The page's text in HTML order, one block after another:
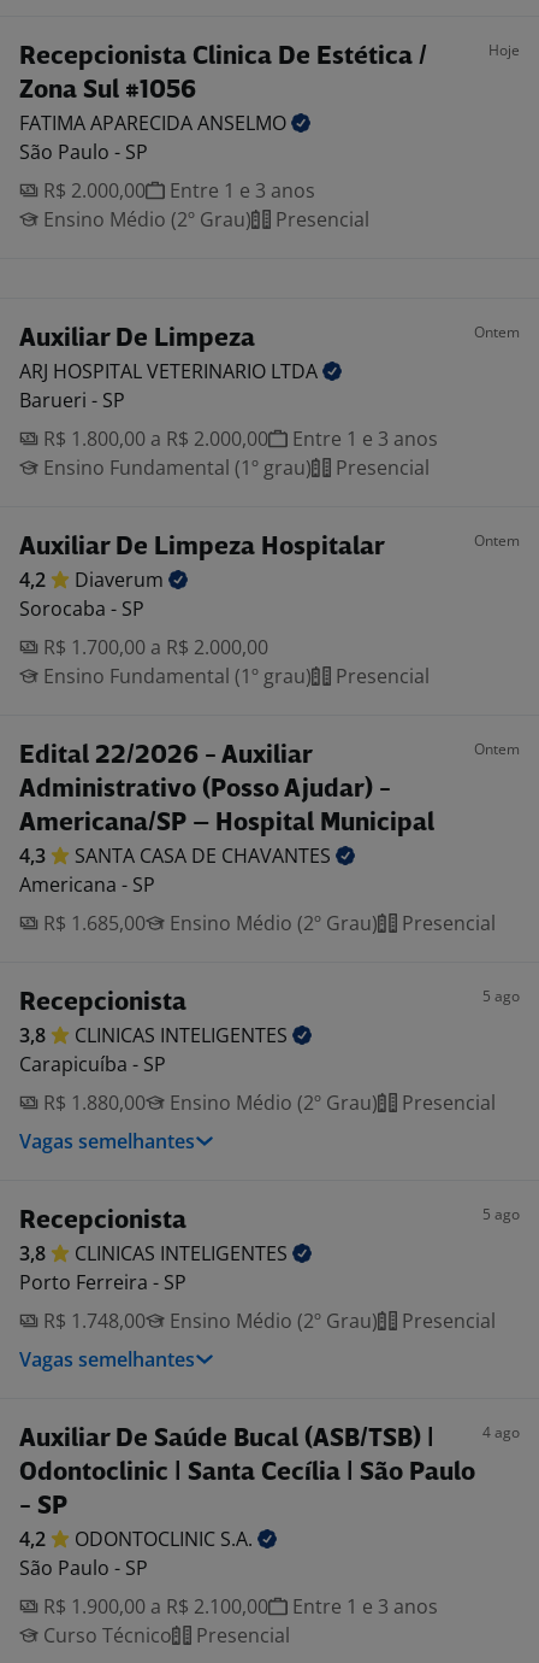
Recepcionista Clinica De Estética /
Zona Sul #1056
Hoje
FATIMA APARECIDAANSELMO
São Paulo - SP
R$ 2.000,00
Entre 1 e 3 anos
Ensino Médio (2º Grau)
Presencial
Auxiliar De Limpeza Ontem
ARJ HOSPITAL VETERINARIO LTDA
Barueri - SP
R$ 1.800,00 a R$ 2.000,00
Entre 1 e 3 anos
Ensino Fundamental (1º grau)
Presencial
Auxiliar De Limpeza Hospitalar Ontem
4,2
Diaverum
Sorocaba - SP
R$ 1.700,00 a R$ 2.000,00
Ensino Fundamental (1º grau)
Presencial
Edital 22/2026 - Auxiliar
Administrativo (Posso Ajudar) -
Americana/SP – Hospital Municipal
Ontem
4,3 SANTA CASA DE CHAVANTES
Americana - SP
R$ 1.685,00
Ensino Médio (2º Grau) Presencial
Recepcionista 5 ago
3,8 CLINICAS INTELIGENTES
Carapicuíba - SP
R$ 1.880,00
Ensino Médio (2º Grau)
Presencial
Vagas semelhantes
Recepcionista 5 ago
3,8 CLINICAS INTELIGENTES
Porto Ferreira - SP
R$ 1.748,00
Ensino Médio (2º Grau)
Presencial
Vagas semelhantes
Auxiliar De Saúde Bucal (ASB/TSB) |
Odontoclinic | Santa Cecília | São Paulo
- SP
4 ago
4,2 ODONTOCLINIC S.A.
São Paulo - SP
R$ 1.900,00 a R$ 2.100,00
Entre 1 e 3 anos
Curso Técnico
Presencial